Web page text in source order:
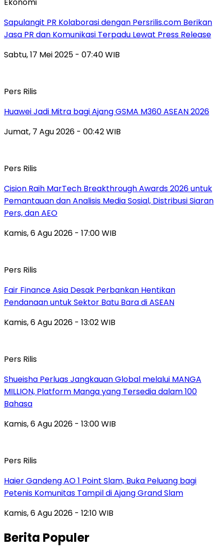
Ekonomi
Sapulangit PR Kolaborasi dengan Persrilis.com Berikan
Jasa PR dan Komunikasi Terpadu Lewat Press Release
Sabtu, 17 Mei 2025 - 07:40 WIB
Pers Rilis
Huawei Jadi Mitra bagi Ajang GSMA M360 ASEAN 2026
Jumat, 7 Agu 2026 - 00:42 WIB
Pers Rilis
Cision Raih MarTech Breakthrough Awards 2026 untuk
Pemantauan dan Analisis Media Sosial, Distribusi Siaran
Pers, dan AEO
Kamis, 6 Agu 2026 - 17:00 WIB
Pers Rilis
Fair Finance Asia Desak Perbankan Hentikan
Pendanaan untuk Sektor Batu Bara di ASEAN
Kamis, 6 Agu 2026 - 13:02 WIB
Pers Rilis
Shueisha Perluas Jangkauan Global melalui MANGA
MILLION, Platform Manga yang Tersedia dalam 100
Bahasa
Kamis, 6 Agu 2026 - 13:00 WIB
Pers Rilis
Haier Gandeng AO 1 Point Slam, Buka Peluang bagi
Petenis Komunitas Tampil di Ajang Grand Slam
Kamis, 6 Agu 2026 - 12:10 WIB
Berita Populer